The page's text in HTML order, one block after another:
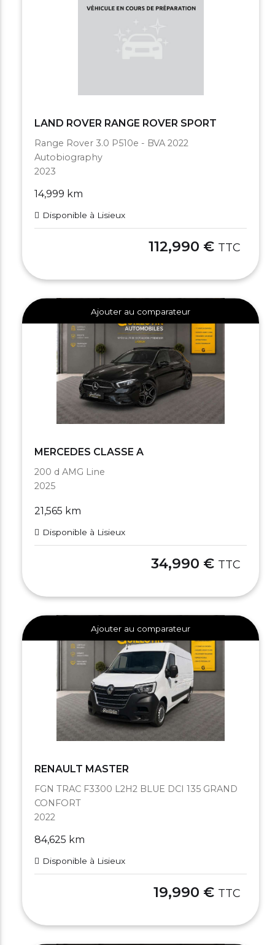
LAND ROVER RANGE ROVER SPORT
Range Rover 3.0 P510e - BVA 2022
Autobiography
2023
14,999 km
Disponible à Lisieux
112,990 € TTC
Ajouter au comparateur
MERCEDES CLASSE A
200 d AMG Line
2025
21,565 km
Disponible à Lisieux
34,990 € TTC
Ajouter au comparateur
RENAULT MASTER
FGN TRAC F3300 L2H2 BLUE DCI 135 GRAND
CONFORT
2022
84,625 km
Disponible à Lisieux
19,990 € TTC